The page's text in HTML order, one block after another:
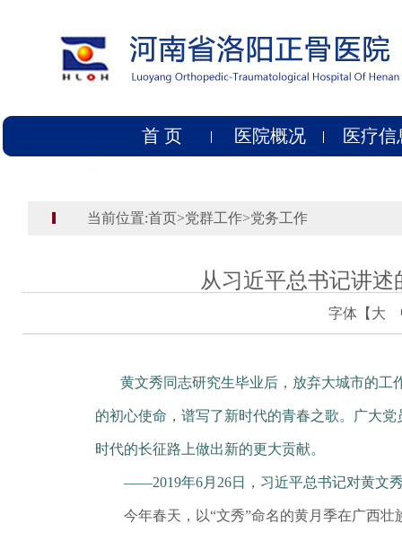
首 页 医院概况 医疗信
当前位置:首页>党群工作>党务工作
从习近平总书记讲
字体【 大
黄文秀同志研究生毕业后，放弃大城市的工
的初心使命，谱写了新时代的青春之歌。广大
时代的长征路上做出新的更大贡献。
——2019年6月26日，习近平总书记对黄文秀
今年春天，以“文秀”命名的黄月季在广西壮